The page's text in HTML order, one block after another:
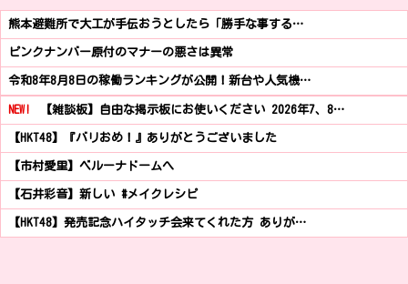
熊本避難所で大工が手伝おうとしたら「勝手な事する…
ピンクナンバー原付のマナーの悪さは異常
令和8年8月8日の稼働ランキングが公開！新台や人気機…
NEW! 【雑談板】自由な掲示板にお使いください 2026年7、8…
【HKT48】『バリおめ！』ありがとうございました
【市村愛里】ベルーナドームへ
【石井彩音】新しい #メイクレシピ
【HKT48】発売記念ハイタッチ会来てくれた方 ありが…